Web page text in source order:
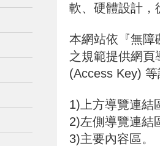
軟、硬體設計
本網站依『無障
之規範提供網
(Access Key)
1)上方導覽連結
2)左側導覽連結
3)主要內容區。